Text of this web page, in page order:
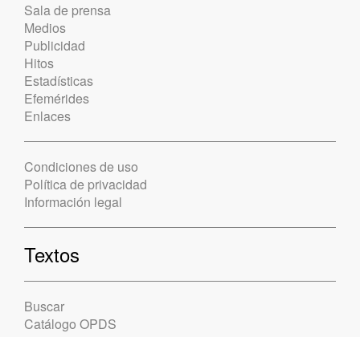
Sala de prensa
Medios
Publicidad
Hitos
Estadísticas
Efemérides
Enlaces
Condiciones de uso
Política de privacidad
Información legal
Textos
Buscar
Catálogo OPDS